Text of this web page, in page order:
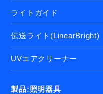
ライトガイド
伝送ライト(LinearBright)
UVエアクリーナー
製品:照明器具